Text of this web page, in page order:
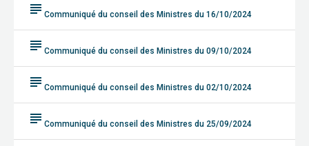
subject Communiqué du conseil des Ministres du 16/10/2024
subject Communiqué du conseil des Ministres du 09/10/2024
subject Communiqué du conseil des Ministres du 02/10/2024
subject Communiqué du conseil des Ministres du 25/09/2024